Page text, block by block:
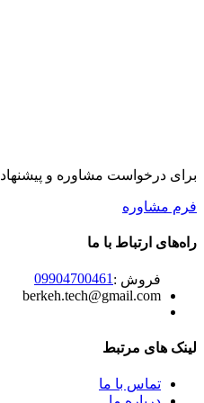
برای درخواست مشاوره و
فرم مشاوره
راه‌های ارتباط با ما
فروش : 09904700461
berkeh.tech@gmail.com
لینک های مرتبط
تماس با ما